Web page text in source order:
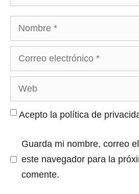
Nombre
Correo
electrónico
Web
Acepto la política de
Guarda mi nombre, correo
este navegador para la
comente.